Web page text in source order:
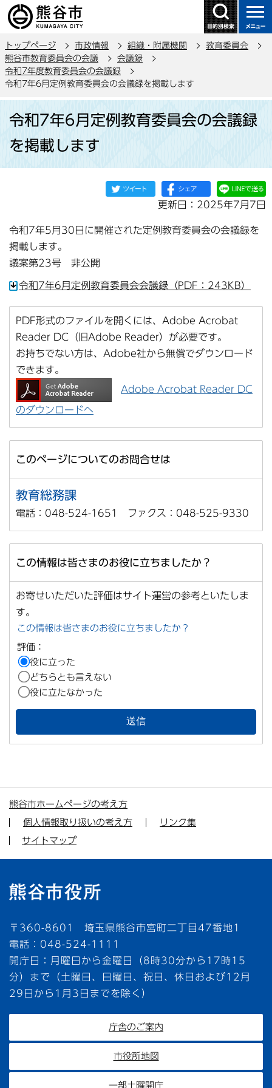
の
ー
ジ
の
先
トップページ 市政情報 組織・附属機関
教育委員会
熊谷市教育委員会の会議
会議録
令和7年度教育委員会の会議録
令和7年6月定例教育委員会の会議録を掲載します
か
令和7年6月定例教育委員会の会議録
を掲載します
更新日：2025年7月7日
令和7年5月30日に開催された定例教育委員会の会議録を
掲載します。
議案第23号 非公開
令和7年6月定例教育委員会会議録（PDF：243KB）
PDF形式のファイルを開くには、Adobe Acrobat
Reader DC（旧Adobe Reader）が必要です。
お持ちでない方は、Adobe社から無償でダウンロード
できます。
Adobe Acrobat Reader DC
のダウンロードへ
このページについてのお問合せは
教育総務課
電話：048-524-1651 ファクス：048-525-9330
この情報は皆さまのお役に立ちましたか？
お寄せいただいた評価はサイト運営の参考といたしま
す。
この情報は皆さまのお役に立ちましたか？
評価：
役に立った
どちらとも言えない
役に立たなかった
熊谷市ホームページの考え方
個人情報取り扱いの考え方
リンク集
サイトマップ
〒360-8601 埼玉県熊谷市宮町二丁目47番地1
電話：048-524-1111
開庁日：月曜日から金曜日（8時30分から17時15
分）まで（土曜日、日曜日、祝日、休日および12月
29日から1月3日までを除く）
庁舎のご案内
市役所地図
一部土曜開庁